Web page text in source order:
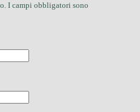
I campi obbligatori sono